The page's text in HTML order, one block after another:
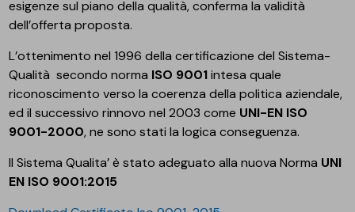
esigenze sul piano della qualità, conferma la validità
dell’offerta proposta.
L’ottenimento nel 1996 della certificazione del Sistema-
Qualità secondo norma ISO 9001intesa quale
riconoscimento verso la coerenza della politica aziendale,
ed il successivo rinnovo nel 2003 come UNI-EN ISO
9001-2000, ne sono stati la logica conseguenza.
Il Sistema Qualita’ è stato adeguato alla nuova Norma UNI
EN ISO 9001:2015